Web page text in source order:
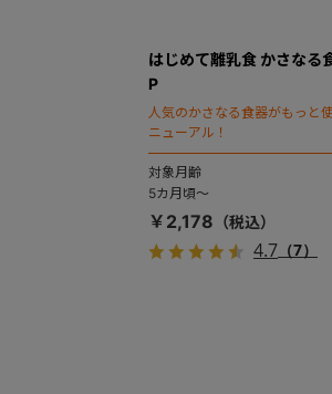
はじめて離乳食 かさなる
P
人気のかさなる食器がもっと
ニューアル！
対象月齢
5カ月頃～
￥2,178
4.7 （7）